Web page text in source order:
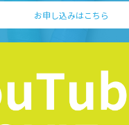
お申し込みはこちら